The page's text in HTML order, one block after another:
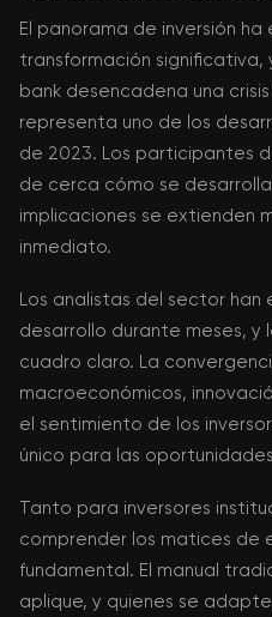
El panorama de inversión
transformación significativa,
bank desencadena una
representa uno de los
de 2023. Los participantes
de cerca cómo se
implicaciones se extienden
inmediato.
Los analistas del sector
desarrollo durante meses, y
cuadro claro. La
macroeconómicos,
el sentimiento de los
único para las
Tanto para inversores
comprender los matices de
fundamental. El manual
aplique, y quienes se